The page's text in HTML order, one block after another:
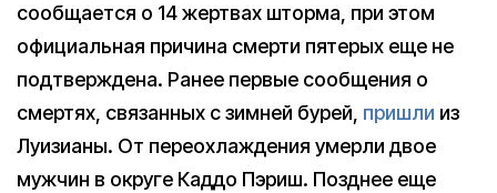
сообщается о 14 жертвах шторма, при этом
официальная причина смерти пятерых еще не
подтверждена. Ранее первые сообщения о
смертях, связанных с зимней бурей, пришли из
Луизианы. От переохлаждения умерли двое
мужчин в округе Каддо Пэриш. Позднее еще